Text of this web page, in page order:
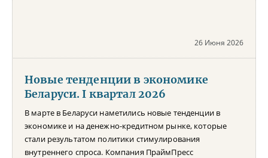
26 Июня 2026
Новые тенденции в экономике
Беларуси. I квартал 2026
В марте в Беларуси наметились новые тенденции в
экономике и на денежно-кредитном рынке, которые
стали результатом политики стимулирования
внутреннего спроса. Компания ПраймПресс